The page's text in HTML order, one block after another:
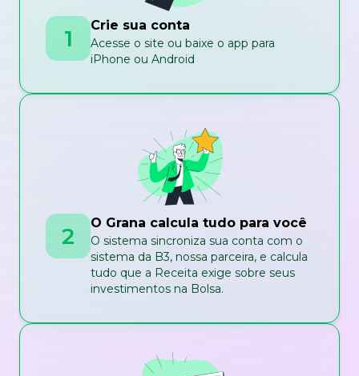
1 Crie sua conta
Acesse o site ou baixe o app para
iPhone ou Android
2 O Grana calcula tudo para você
O sistema sincroniza sua conta com o
sistema da B3, nossa parceira, e calcula
tudo que a Receita exige sobre seus
investimentos na Bolsa.